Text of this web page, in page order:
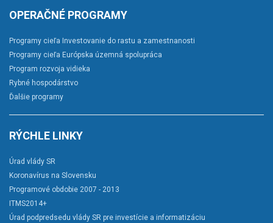
OPERAČNÉ PROGRAMY
Programy cieľa Investovanie do rastu a zamestnanosti
Programy cieľa Európska územná spolupráca
Program rozvoja vidieka
Rybné hospodárstvo
Ďalšie programy
RÝCHLE LINKY
Úrad vlády SR
Koronavírus na Slovensku
Programové obdobie 2007 - 2013
ITMS2014+
Úrad podpredsedu vlády SR pre investície a informatizáciu